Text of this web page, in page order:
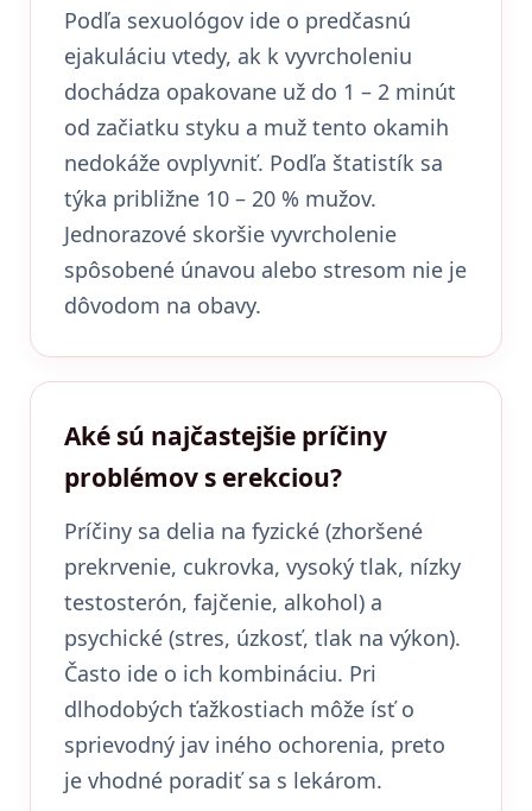
Podľa sexuológov ide o predčasnú
ejakuláciu vtedy, ak k vyvrcholeniu
dochádza opakovane už do 1 – 2 minút
od začiatku styku a muž tento okamih
nedokáže ovplyvniť. Podľa štatistík sa
týka približne 10 – 20 % mužov.
Jednorazové skoršie vyvrcholenie
spôsobené únavou alebo stresom nie je
dôvodom na obavy.
Aké sú najčastejšie príčiny
problémov s erekciou?
Príčiny sa delia na fyzické (zhoršené
prekrvenie, cukrovka, vysoký tlak, nízky
testosterón, fajčenie, alkohol) a
psychické (stres, úzkosť, tlak na výkon).
Často ide o ich kombináciu. Pri
dlhodobých ťažkostiach môže ísť o
sprievodný jav iného ochorenia, preto
je vhodné poradiť sa s lekárom.